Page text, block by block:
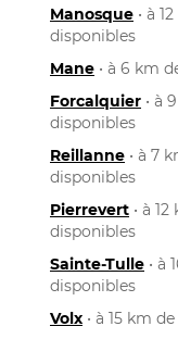
Manosque • à
disponibles
Mane • à 6 km
Forcalquier • à
disponibles
Reillanne • à 7
disponibles
Pierrevert • à
disponibles
Sainte-Tulle • à
disponibles
Volx • à 15 km